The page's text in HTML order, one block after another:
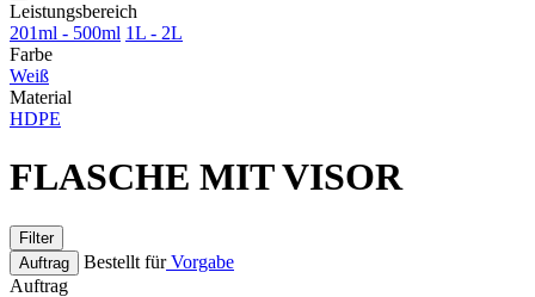
Leistungsbereich
201ml - 500ml 1L - 2L
Farbe
Weiß
Material
HDPE
FLASCHE MIT VISOR
Filter
Auftrag
Bestellt fürVorgabe
Auftrag